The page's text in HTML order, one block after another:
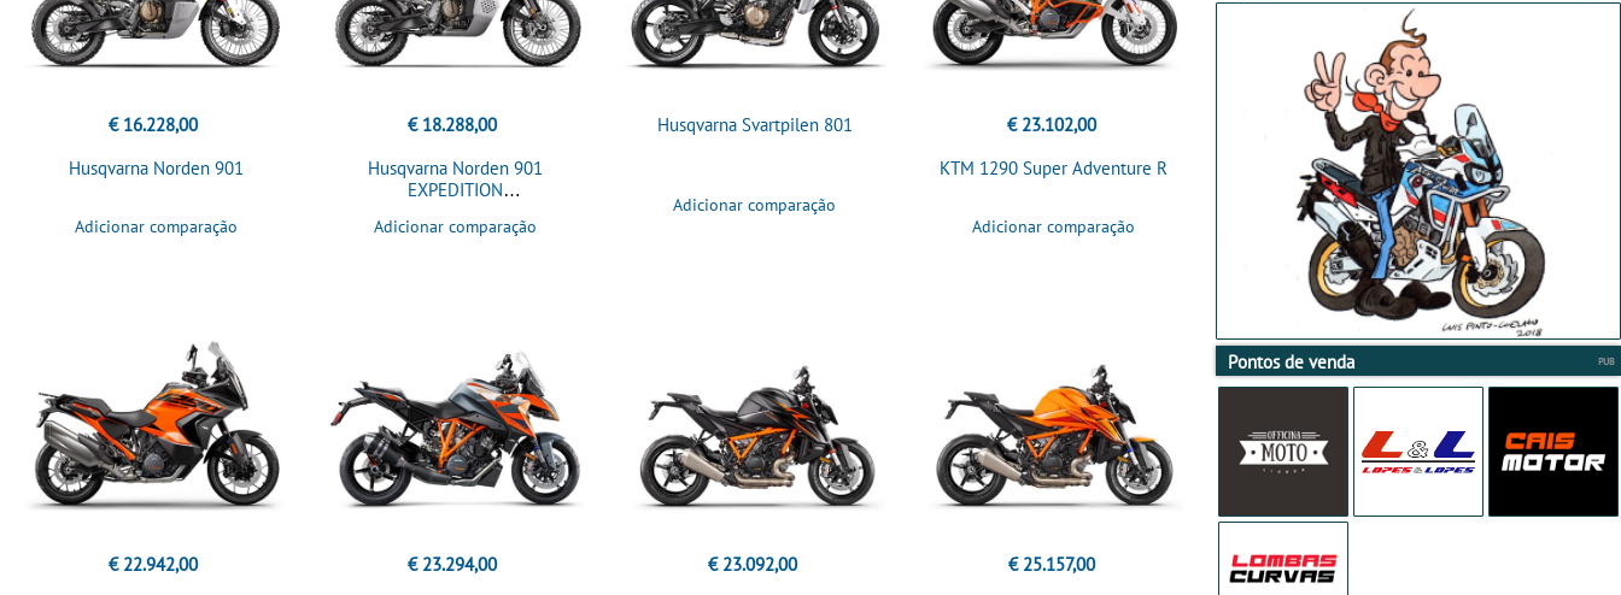
€ 16.228,00
Husqvarna Norden 901
Adicionar comparação
€ 18.288,00
Husqvarna Norden 901
EXPEDITION
Adicionar comparação
Husqvarna Svartpilen 801
Adicionar comparação
€ 23.102,00
KTM 1290 Super Adventure R
Adicionar comparação
€ 22.942,00
€ 23.294,00
€ 23.092,00
€ 25.157,00
Pontos de venda